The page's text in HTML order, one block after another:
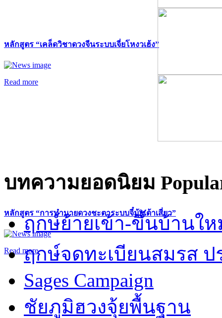
หลักสูตร “เคล็ดวิชาดวงจีนระบบเจี่ยโหงวเฮ้ง”
Read more
หลักสูตร “การทำนายดวงชะตาระบบจี๋มุ้ยเต้าเสี่ยว”
Read more
บทความยอดนิยม
ฤกษ์ย้ายเข้า-ขึ้นบ้านให
ฤกษ์จดทะเบียนสมรส ป
Sages Campaign
ชัยภูมิฮวงจุ้ยพื้นฐาน